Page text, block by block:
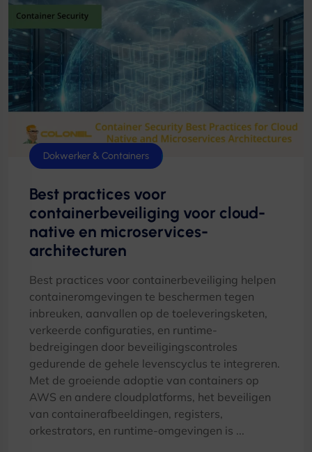
Dokwerker & Containers
Best practices voor
containerbeveiliging voor cloud-
native en microservices-
architecturen
Best practices voor containerbeveiliging helpen
containeromgevingen te beschermen tegen
inbreuken, aanvallen op de toeleveringsketen,
verkeerde configuraties, en runtime-
bedreigingen door beveiligingscontroles
gedurende de gehele levenscyclus te integreren.
Met de groeiende adoptie van containers op
AWS en andere cloudplatforms, het beveiligen
van containerafbeeldingen, registers,
orkestrators, en runtime-omgevingen is ...